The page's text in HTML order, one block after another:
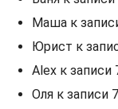
Маша к
Юрист к
Alex к записи
Оля к записи